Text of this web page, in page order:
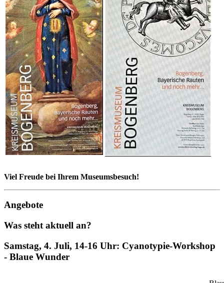
Viel Freude bei Ihrem Museumsbesuch!
Angebote
Was steht aktuell an?
Samstag, 4. Juli, 14-16 Uhr: Cyanotypie-Workshop
- Blaue Wunder